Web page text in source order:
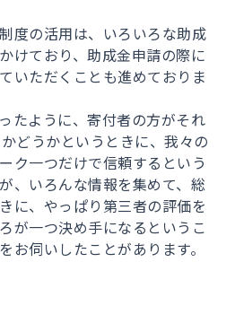
度の活用は、いろいろな助成
けており、助成金申請の際に
いただくことも進めておりま
たように、寄付者の方がそれ
どうかというときに、我々の
ク一つだけで信頼するという
、いろんな情報を集めて、総
に、やっぱり第三者の評価を
が一つ決め手になるというこ
お伺いしたことがあります。